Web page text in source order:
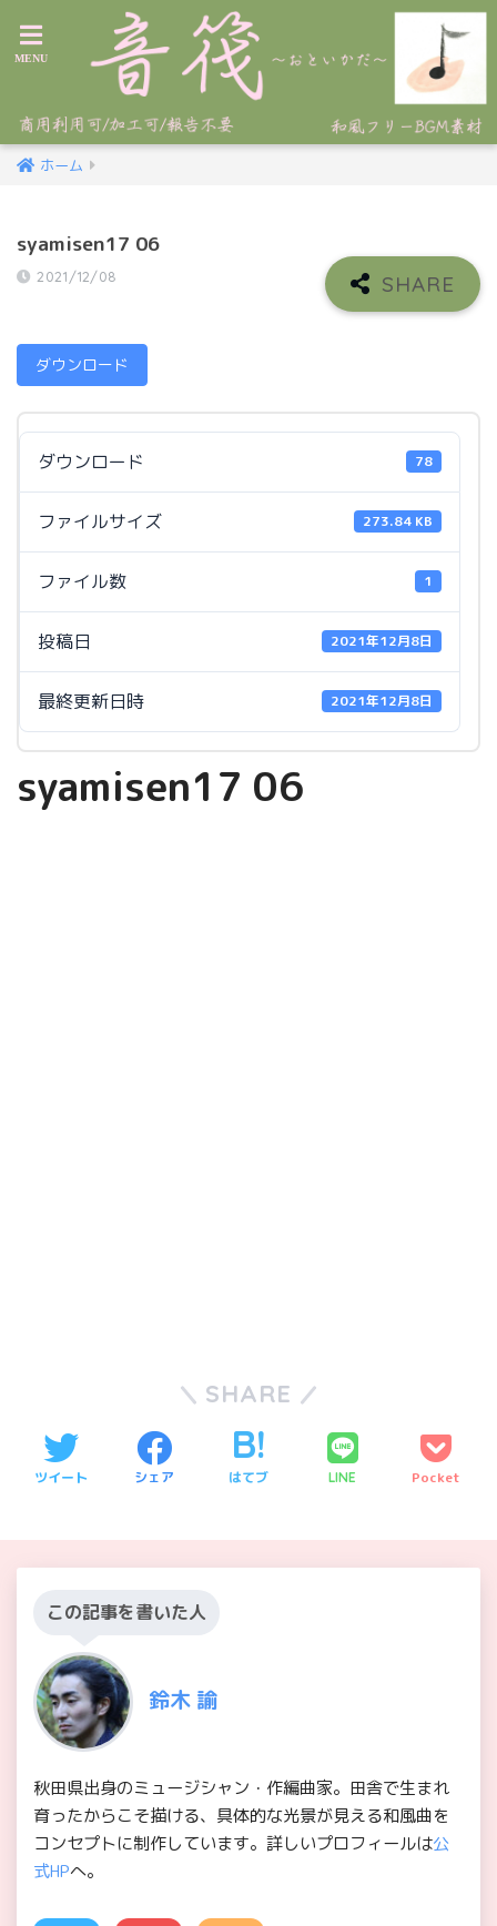
ホーム
syamisen17 06
2021/12/08
ダウンロード
ダウンロード 78
ファイルサイズ 273.84 KB
ファイル数 1
投稿日 2021年12月8日
最終更新日時 2021年12月8日
syamisen17 06
SHARE
ツイート シェア はてブ LINE Pocket
この記事を書いた人
鈴木 諭
秋田県出身のミュージシャン・作編曲家。田舎で生まれ
育ったからこそ描ける、具体的な光景が見える和風曲を
コンセプトに制作しています。詳しいプロフィールは公
式HPへ。